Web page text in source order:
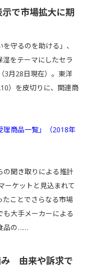
で市場拡大に期
守るのを助ける」、
湿をテーマにしたセラ
3月28日現在）。東洋
）を皮切りに、関連商
商品一覧」（2018年
の聞き取りによる推計
ーケットと見込まれて
たことでさらなる市場
大手メーカーによる
品の……
由来や訴求で